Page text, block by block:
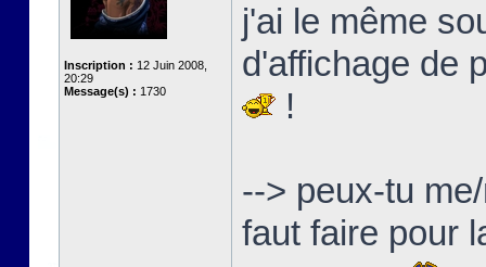
Inscription : 12 Juin 2008,
20:29
Message(s) : 1730
j'ai le même
d'affichage de
!
--> peux-tu
faut faire pour